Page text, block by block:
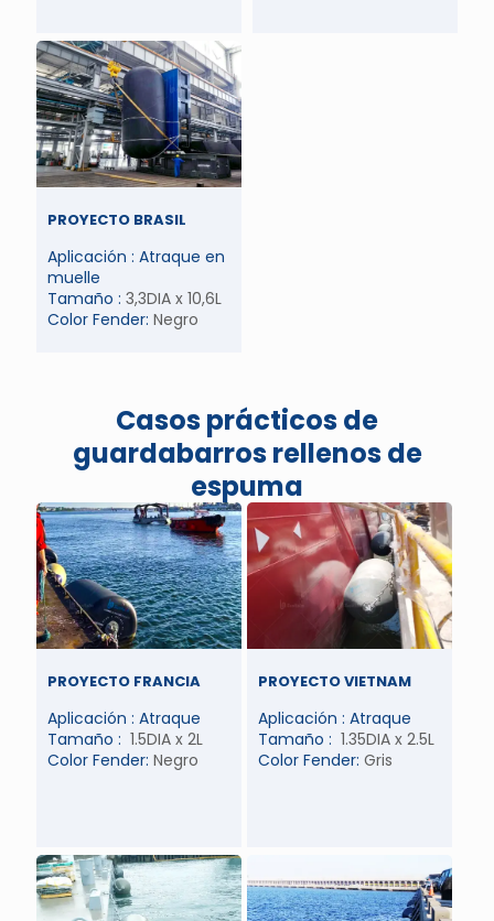
PROYECTO BRASIL
Aplicación : Atraque en
muelle
Tamaño : 3,3DIA x 10,6L
Color Fender: Negro
Casos prácticos de
guardabarros rellenos de
espuma
PROYECTO FRANCIA
Aplicación : Atraque
Tamaño : 1.5DIA x 2L
Color Fender: Negro
PROYECTO VIETNAM
Aplicación : Atraque
Tamaño : 1.35DIA x 2.5L
Color Fender: Gris